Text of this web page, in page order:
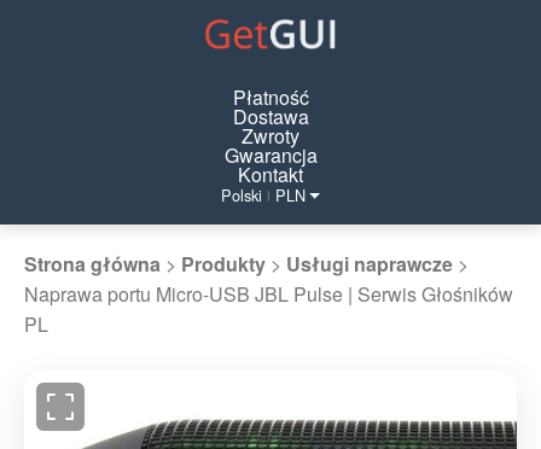
Płatność
Dostawa
Zwroty
Gwarancja
Kontakt
Polski | PLN
Strona główna > Produkty > Usługi naprawcze >
Naprawa portu Micro-USB JBL Pulse | Serwis Głośników
PL